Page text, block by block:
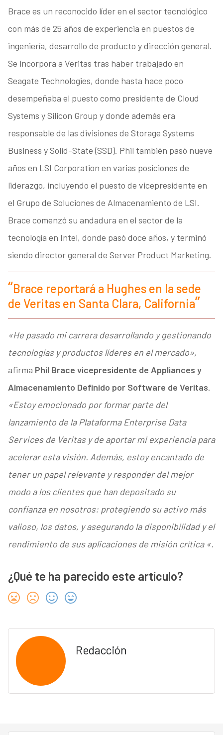
Brace es un reconocido líder en el sector tecnológico
con más de 25 años de experiencia en puestos de
ingeniería, desarrollo de producto y dirección general.
Se incorpora a Veritas tras haber trabajado en
Seagate Technologies, donde hasta hace poco
desempeñaba el puesto como presidente de Cloud
Systems y Silicon Group y donde además era
responsable de las divisiones de Storage Systems
Business y Solid-State (SSD). Phil también pasó nueve
años en LSI Corporation en varias posiciones de
liderazgo, incluyendo el puesto de vicepresidente en
el Grupo de Soluciones de Almacenamiento de LSI.
Brace comenzó su andadura en el sector de la
tecnología en Intel, donde pasó doce años, y terminó
siendo director general de Server Product Marketing.
Brace reportará a Hughes en la sede
de Veritas en Santa Clara, California
«He pasado mi carrera desarrollando y gestionando
tecnologías y productos líderes en el mercado»,
afirma Phil Brace vicepresidente de Appliances y
Almacenamiento Definido por Software de Veritas.
«Estoy emocionado por formar parte del
lanzamiento de la Plataforma Enterprise Data
Services de Veritas y de aportar mi experiencia para
acelerar esta visión. Además, estoy encantado de
tener un papel relevante y responder del mejor
modo a los clientes que han depositado su
confianza en nosotros: protegiendo su activo más
valioso, los datos, y asegurando la disponibilidad y el
rendimiento de sus aplicaciones de misión crítica «.
¿Qué te ha parecido este artículo?
Redacción